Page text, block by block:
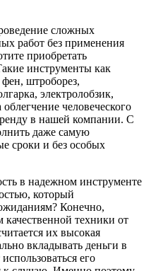
сложных
работ без применения
приобретать
инструменты как
штроборез,
электролобзик,
человеческого
в нашей компании. С
даже самую
сроки и без особых
в надежном инструменте
который
Конечно,
техники от
их высокая
вкладывать деньги в
его